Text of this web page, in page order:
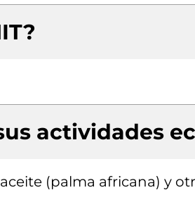
actividades
(palma africana) y